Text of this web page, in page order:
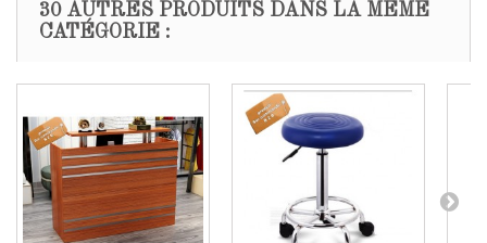
30 AUTRES PRODUITS DANS LA MÊME
CATÉGORIE :